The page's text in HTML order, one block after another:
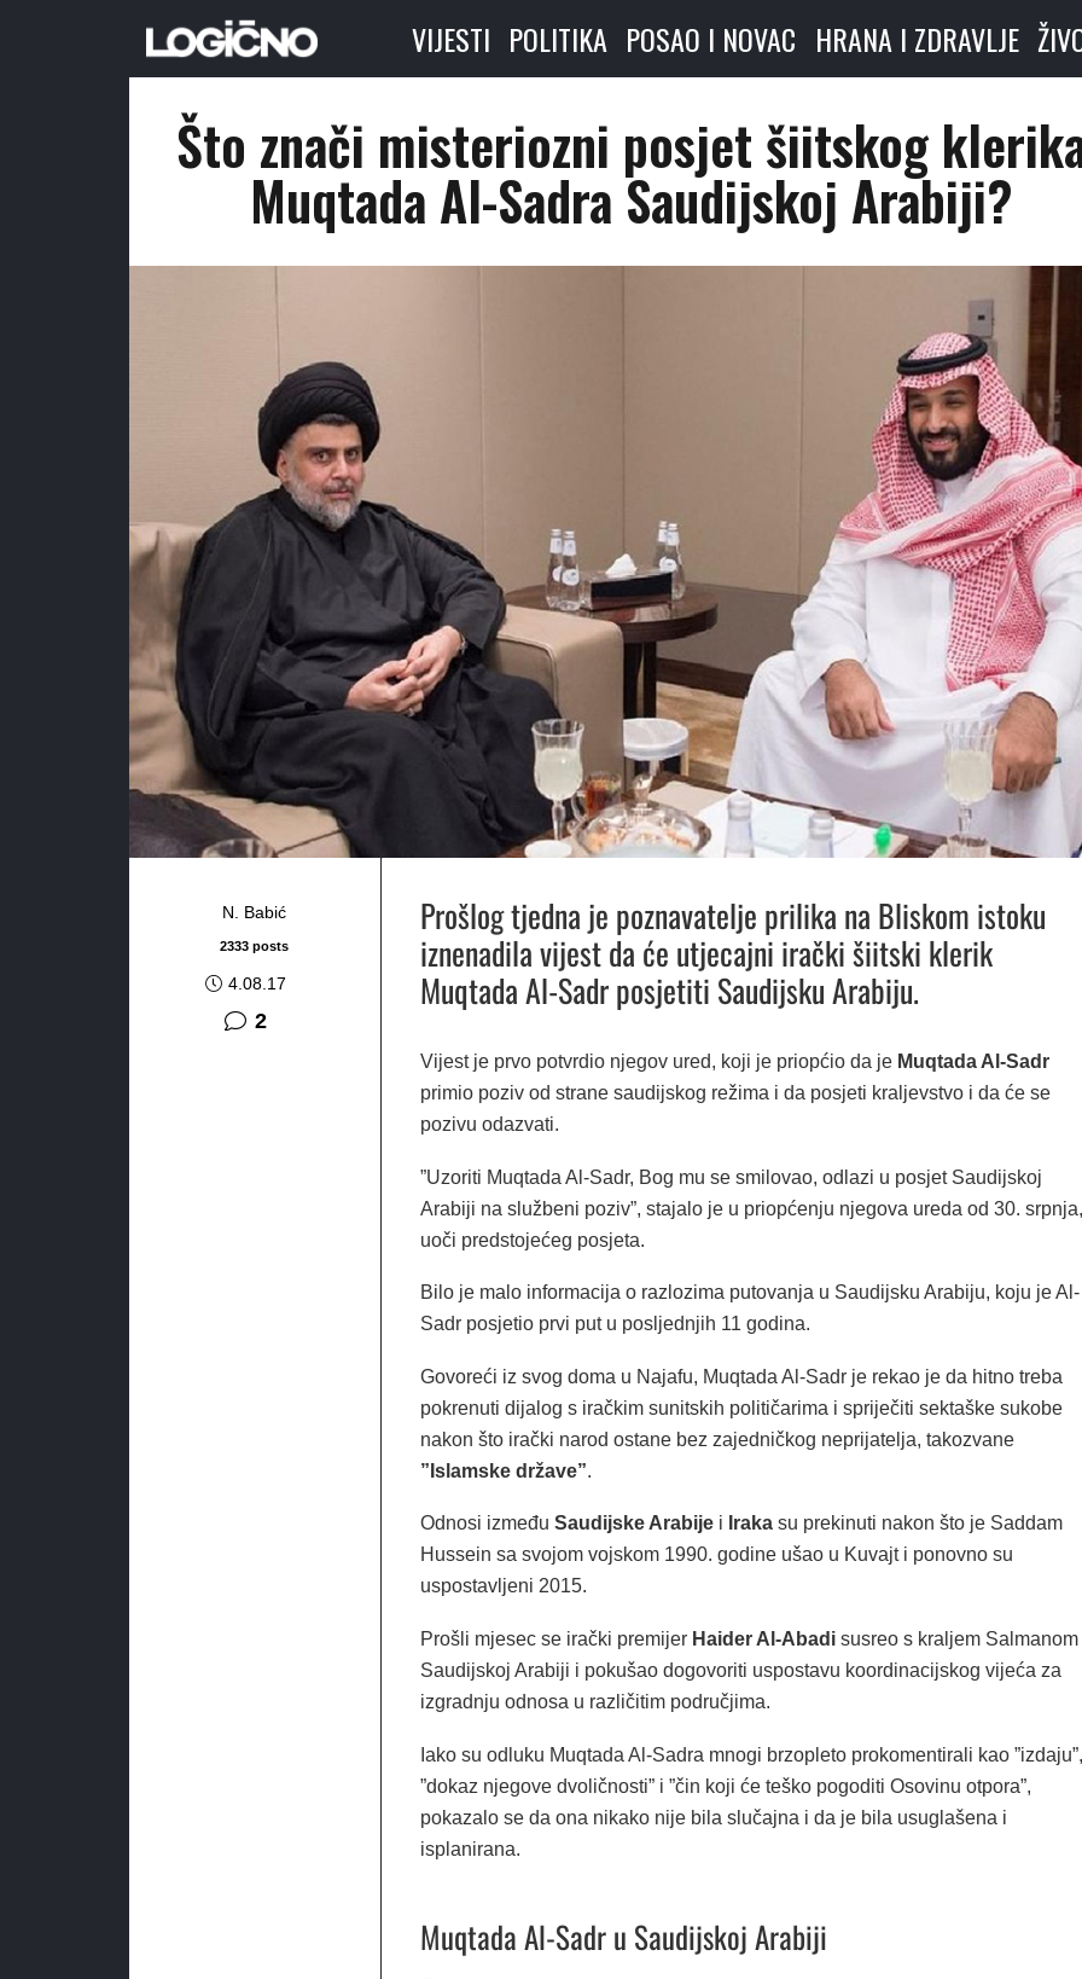
VIJESTI POLITIKA POSAO I NOVAC HRANA I ZDRAVLJE
Što znači misteriozni posjet šiitskog
Muqtada Al-Sadra Saudijskoj Arabiji?
N. Babić
2333 posts
4.08.17
2komentara
Prošlog tjedna je poznavatelje prilika na Bliskom istoku
iznenadila vijest da će utjecajni irački šiitski klerik
Muqtada Al-Sadr posjetiti Saudijsku Arabiju.
Vijest je prvo potvrdio njegov ured, koji je priopćio da jeMuqtada Al-Sadr
primio poziv od strane saudijskog režima i da posjeti kraljevstvo i da će se
pozivu odazvati.
”Uzoriti Muqtada Al-Sadr, Bog mu se smilovao, odlazi u posjet Saudijskoj
Arabiji na službeni poziv”, stajalo je u priopćenju njegova ureda od 30. srpnja,
uoči predstojećeg posjeta.
Bilo je malo informacija o razlozima putovanja u Saudijsku Arabiju, koju je Al-
Sadr posjetio prvi put u posljednjih 11 godina.
Govoreći iz svog doma u Najafu, Muqtada Al-Sadr je rekao je da hitno treba
pokrenuti dijalog s iračkim sunitskih političarima i spriječiti sektaške sukobe
nakon što irački narod ostane bez zajedničkog neprijatelja, takozvane
”Islamske države”.
Odnosi između Saudijske Arabijei Irakasu prekinuti nakon što je Saddam
Hussein sa svojom vojskom 1990. godine ušao u Kuvajt i ponovno su
uspostavljeni 2015.
Prošli mjesec se irački premijerHaider Al-Abadisusreo s kraljem Salmanom
Saudijskoj Arabiji i pokušao dogovoriti uspostavu koordinacijskog vijeća za
izgradnju odnosa u različitim područjima.
Iako su odluku Muqtada Al-Sadra mnogi brzopleto prokomentirali kao ”izdaju”,
”dokaz njegove dvoličnosti” i ”čin koji će teško pogoditi Osovinu otpora”,
pokazalo se da ona nikako nije bila slučajna i da je bila usuglašena i
isplanirana.
Muqtada Al-Sadr u Saudijskoj Arabiji